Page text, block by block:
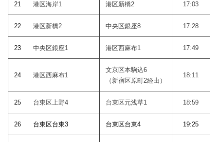
21 港区海岸1 港区新橋2 17:03
22 港区新橋2 中央区銀座8 17:28
23 中央区銀座1 港区西麻布1 17:49
24 港区西麻布1
文京区本駒込6
（新宿区原町2経由）
18:11
25 台東区上野4 台東区元浅草1 18:59
26 台東区台東3 台東区台東4 19:25